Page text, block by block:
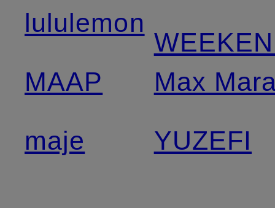
lululemon
MAAP
maje
Max
YUZEFI